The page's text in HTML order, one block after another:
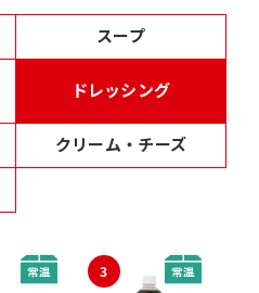
スープ
ドレッシング
クリーム・チーズ
3